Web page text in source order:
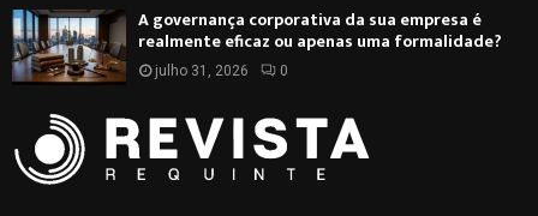
H
A governança corporativa da sua empresa é
realmente eficaz ou apenas uma formalidade?
julho 31, 2026 0